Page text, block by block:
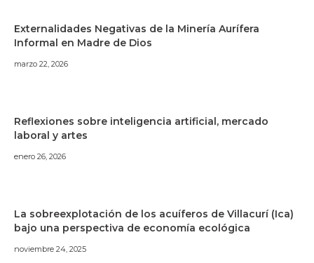
Externalidades Negativas de la Minería Aurífera
Informal en Madre de Dios
marzo 22, 2026
Reflexiones sobre inteligencia artificial, mercado
laboral y artes
enero 26, 2026
La sobreexplotación de los acuíferos de Villacurí (Ica)
bajo una perspectiva de economía ecológica
noviembre 24, 2025